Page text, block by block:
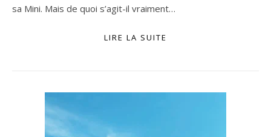
sa Mini. Mais de quoi s’agit-il vraiment…
LIRE LA SUITE